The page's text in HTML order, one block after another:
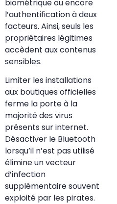
biométrique ou encore
l’authentification à deux
facteurs. Ainsi, seuls les
propriétaires légitimes
accèdent aux contenus
sensibles.
Limiter les installations
aux boutiques officielles
ferme la porte à la
majorité des virus
présents sur internet.
Désactiver le Bluetooth
lorsqu’il n’est pas utilisé
élimine un vecteur
d’infection
supplémentaire souvent
exploité par les pirates.